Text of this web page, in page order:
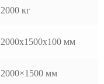
2000 кг
2000x1500x100 мм
2000×1500 мм